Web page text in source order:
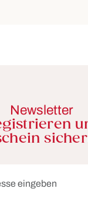
Newsletter